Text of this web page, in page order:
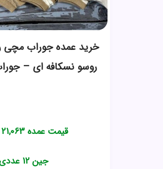
خرید عمده جوراب مچی
روسو نسکافه ای –
قیمت عمده21,063
جین 12 عددی